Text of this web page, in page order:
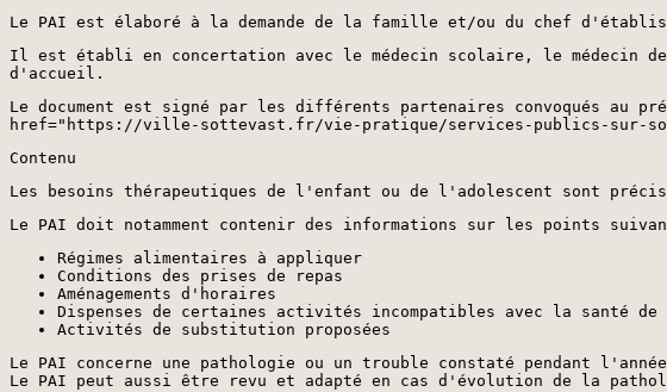
Le PAI est élaboré à la demande de la famille et/ou du chef
Il est établi en concertation avec le médecin scolaire, le
d'accueil.
Le document est signé par les différents partenaires convoqués au
href="https://ville-sottevast.fr/vie-pratique/services-publics-sur-
Contenu
Les besoins thérapeutiques de l'enfant ou de l'adolescent sont
Le PAI doit notamment contenir des informations sur les points
Régimes alimentaires à appliquer
Conditions des prises de repas
Aménagements d'horaires
Dispenses de certaines activités incompatibles avec la santé
Activités de substitution proposées
Le PAI concerne une pathologie ou un trouble constaté pendant
Le PAI peut aussi être revu et adapté en cas d'évolution de la